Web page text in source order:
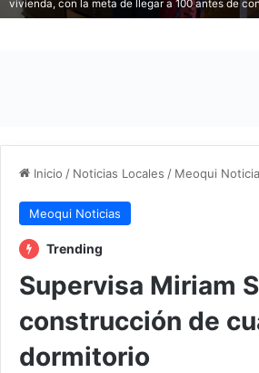
vivienda, con la meta de llegar a 100 antes de
Inicio / Noticias Locales / Meoqui
Meoqui Noticias
Trending
Supervisa Miriam
construcción de
dormitorio